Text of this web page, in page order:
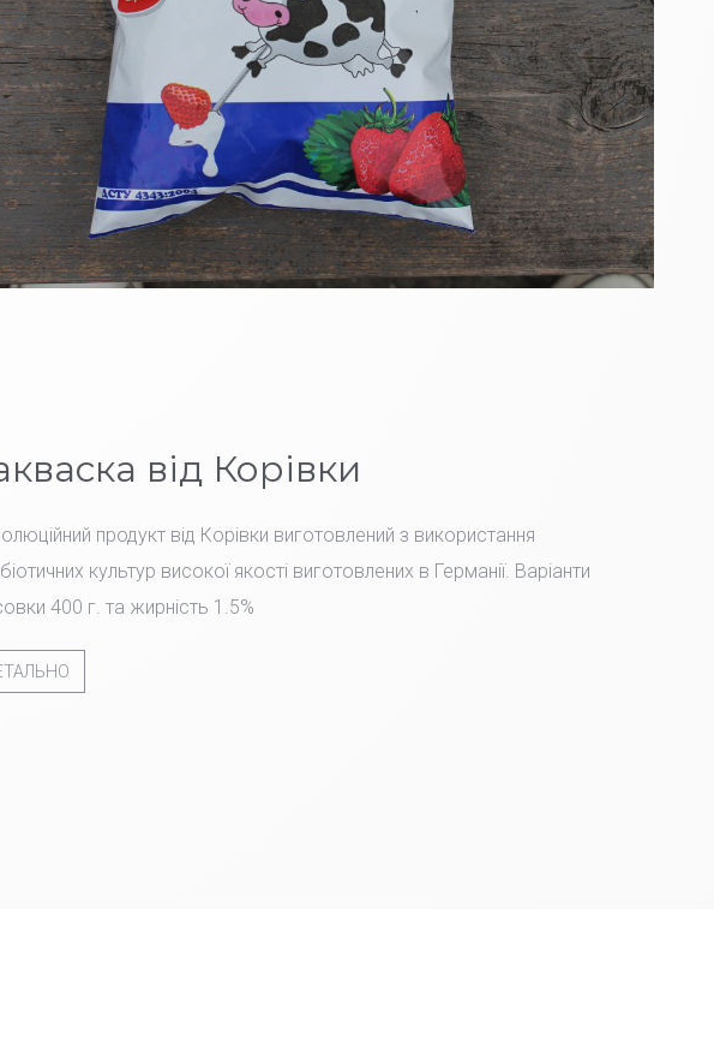
від Корівки
продукт від Корівки виготовлений з використання
культур високої якості виготовлених в Германії. Варіанти
400 г. та жирність 1.5%